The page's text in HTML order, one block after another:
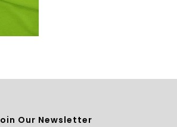
Our Newsletter